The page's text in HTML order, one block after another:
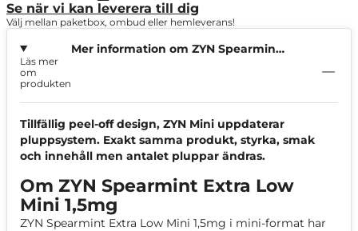
Se när vi kan leverera till dig
Välj mellan paketbox, ombud eller hemleverans!
Mer information om ZYN Spearmint
Läs mer
om
produkten
Tillfällig peel-off design, ZYN Mini uppdaterar
pluppsystem. Exakt samma produkt, styrka, smak
och innehåll men antalet pluppar ändras.
Om ZYN Spearmint Extra Low
Mini 1,5mg
ZYN Spearmint Extra Low Mini 1,5mg i mini-format har